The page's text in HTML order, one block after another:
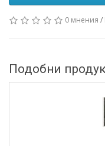
0 мнения /
Подобни